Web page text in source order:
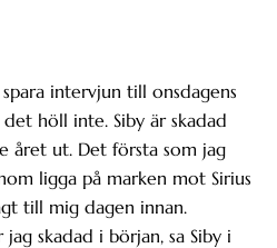
intervjun till onsdagens
höll inte. Siby är skadad
året ut. Det första som jag
ligga på marken mot Sirius
till mig dagen innan.
skadad i början, sa Siby i